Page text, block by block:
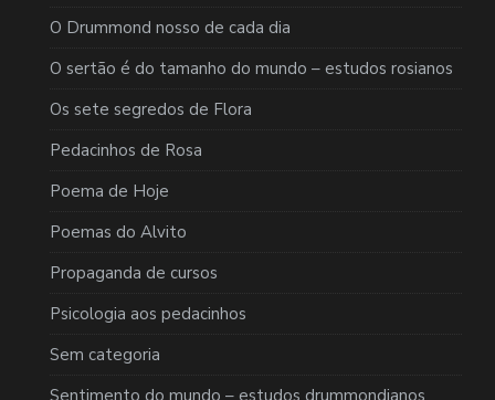
O Drummond nosso de cada dia
O sertão é do tamanho do mundo – estudos rosianos
Os sete segredos de Flora
Pedacinhos de Rosa
Poema de Hoje
Poemas do Alvito
Propaganda de cursos
Psicologia aos pedacinhos
Sem categoria